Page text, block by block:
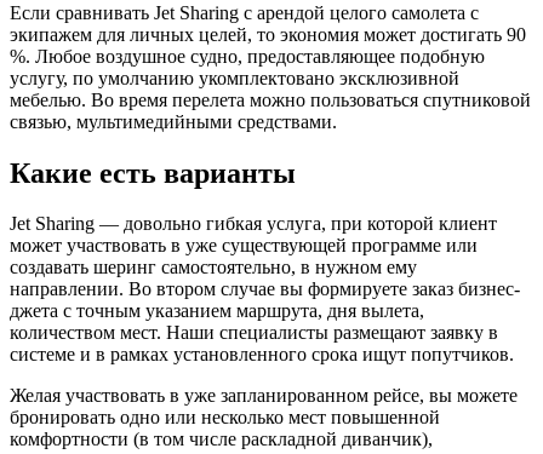
Если сравнивать Jet Sharing с арендой целого самолета с
экипажем для личных целей, то экономия может достигать 90
%. Любое воздушное судно, предоставляющее подобную
услугу, по умолчанию укомплектовано эксклюзивной
мебелью. Во время перелета можно пользоваться спутниковой
связью, мультимедийными средствами.
Какие есть варианты
Jet Sharing — довольно гибкая услуга, при которой клиент
может участвовать в уже существующей программе или
создавать шеринг самостоятельно, в нужном ему
направлении. Во втором случае вы формируете заказ бизнес-
джета с точным указанием маршрута, дня вылета,
количеством мест. Наши специалисты размещают заявку в
системе и в рамках установленного срока ищут попутчиков.
Желая участвовать в уже запланированном рейсе, вы можете
бронировать одно или несколько мест повышенной
комфортности (в том числе раскладной диванчик),